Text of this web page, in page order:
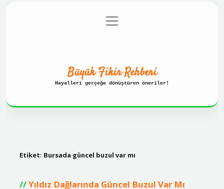
Gizlilik Politikası
menüyü
aç
Büyük Fikir Rehberi
Hayalleri gerçeğe dönüştüren öneriler!
Etiket: Bursada güncel buzul var mı
Yıldız Dağlarında Güncel Buzul Var Mı